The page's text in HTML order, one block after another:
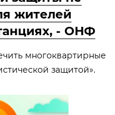
жителей
- ОНФ
многоквартирные
защитой».